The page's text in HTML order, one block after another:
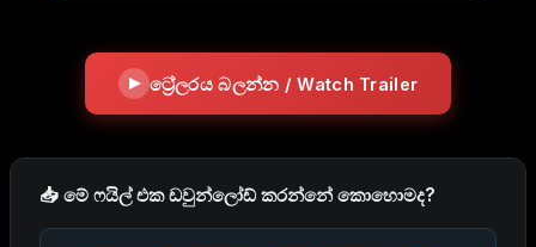
ට්‍රේලරය බලන්න / Watch Trailer
📥 මේ ෆයිල් එක ඩවුන්ලෝඩ් කරන්නේ කොහොමද?